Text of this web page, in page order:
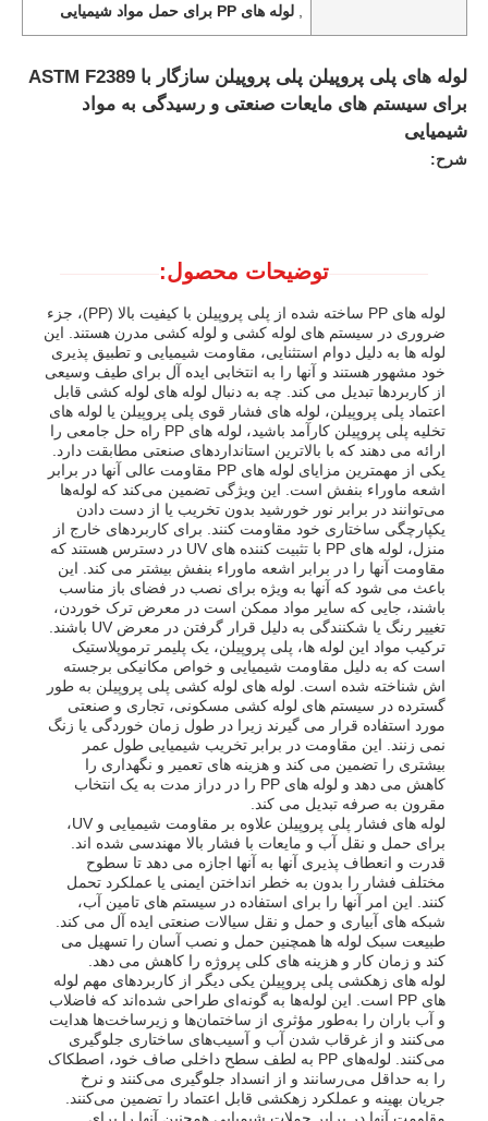
خانه
محصولات
دربارهی ما
کارخانه تور
کنترل کیفیت
تماس با ما
اخبار
همه موارد
درخواست نقل قول
کارت پلاستیکی
,لوله های PP برای حمل مواد شیمیایی
لوله های پلی پروپیلن پلی پروپیلن سازگار با ASTM F2389
برای سیستم های مایعات صنعتی و رسیدگی به مواد
شیمیایی
شرح:
توضیحات محصول:
لوله های PP ساخته شده از پلی پروپیلن با کیفیت بالا (PP)، جزء
ضروری در سیستم های لوله کشی و لوله کشی مدرن هستند. این
لوله ها به دلیل دوام استثنایی، مقاومت شیمیایی و تطبیق پذیری
خود مشهور هستند و آنها را به انتخابی ایده آل برای طیف وسیعی
از کاربردها تبدیل می کند. چه به دنبال لوله های لوله کشی قابل
اعتماد پلی پروپیلن، لوله های فشار قوی پلی پروپیلن یا لوله های
تخلیه پلی پروپیلن کارآمد باشید، لوله های PP راه حل جامعی را
ارائه می دهند که با بالاترین استانداردهای صنعتی مطابقت دارد.
یکی از مهمترین مزایای لوله های PP مقاومت عالی آنها در برابر
اشعه ماوراء بنفش است. این ویژگی تضمین می‌کند که لوله‌ها
می‌توانند در برابر نور خورشید بدون تخریب یا از دست دادن
یکپارچگی ساختاری خود مقاومت کنند. برای کاربردهای خارج از
منزل، لوله های PP با تثبیت کننده های UV در دسترس هستند که
مقاومت آنها را در برابر اشعه ماوراء بنفش بیشتر می کند. این
باعث می شود که آنها به ویژه برای نصب در فضای باز مناسب
باشند، جایی که سایر مواد ممکن است در معرض ترک خوردن،
تغییر رنگ یا شکنندگی به دلیل قرار گرفتن در معرض UV باشند.
ترکیب مواد این لوله ها، پلی پروپیلن، یک پلیمر ترموپلاستیک
است که به دلیل مقاومت شیمیایی و خواص مکانیکی برجسته
اش شناخته شده است. لوله های لوله کشی پلی پروپیلن به طور
گسترده در سیستم های لوله کشی مسکونی، تجاری و صنعتی
مورد استفاده قرار می گیرند زیرا در طول زمان خوردگی یا زنگ
نمی زنند. این مقاومت در برابر تخریب شیمیایی طول عمر
بیشتری را تضمین می کند و هزینه های تعمیر و نگهداری را
کاهش می دهد و لوله های PP را در دراز مدت به یک انتخاب
مقرون به صرفه تبدیل می کند.
لوله های فشار پلی پروپیلن علاوه بر مقاومت شیمیایی و UV،
برای حمل و نقل آب و مایعات با فشار بالا مهندسی شده اند.
قدرت و انعطاف پذیری آنها به آنها اجازه می دهد تا سطوح
مختلف فشار را بدون به خطر انداختن ایمنی یا عملکرد تحمل
کنند. این امر آنها را برای استفاده در سیستم های تامین آب،
شبکه های آبیاری و حمل و نقل سیالات صنعتی ایده آل می کند.
طبیعت سبک لوله ها همچنین حمل و نصب آسان را تسهیل می
کند و زمان کار و هزینه های کلی پروژه را کاهش می دهد.
لوله های زهکشی پلی پروپیلن یکی دیگر از کاربردهای مهم لوله
های PP است. این لوله‌ها به گونه‌ای طراحی شده‌اند که فاضلاب
و آب باران را به‌طور مؤثری از ساختمان‌ها و زیرساخت‌ها هدایت
می‌کنند و از غرقاب شدن آب و آسیب‌های ساختاری جلوگیری
می‌کنند. لوله‌های PP به لطف سطح داخلی صاف خود، اصطکاک
را به حداقل می‌رسانند و از انسداد جلوگیری می‌کنند و نرخ
جریان بهینه و عملکرد زهکشی قابل اعتماد را تضمین می‌کنند.
مقاومت آنها در برابر حملات شیمیایی همچنین آنها را برای